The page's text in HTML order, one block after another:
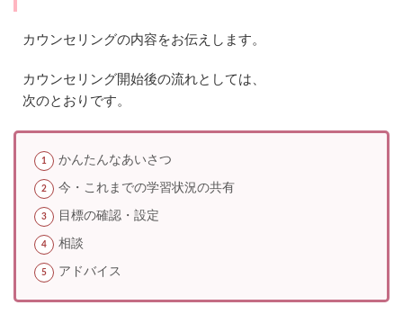
カウンセリングの内容をお伝えします。
カウンセリング開始後の流れとしては、
次のとおりです。
かんたんなあいさつ
今・これまでの学習状況の共有
目標の確認・設定
相談
アドバイス